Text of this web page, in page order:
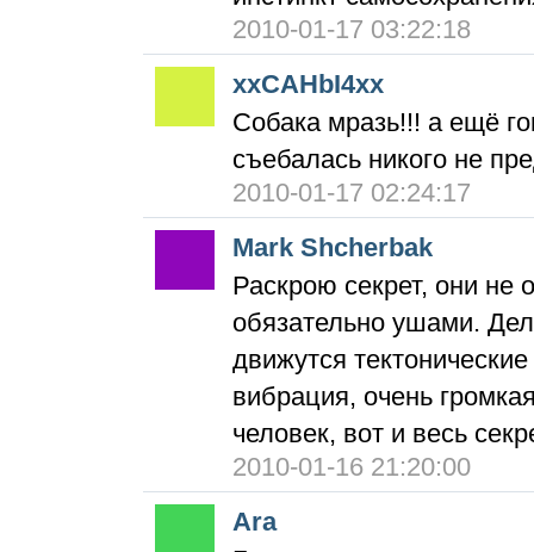
2010-01-17 03:22:18
xxCAHbI4xx
Собака мразь!!! а ещё
съебалась никого не
2010-01-17 02:24:17
Mark Shcherbak
Раскрою секрет, они
обязательно ушами.
движутся
вибрация, очень
человек, вот и весь
2010-01-16 21:20:00
Ara